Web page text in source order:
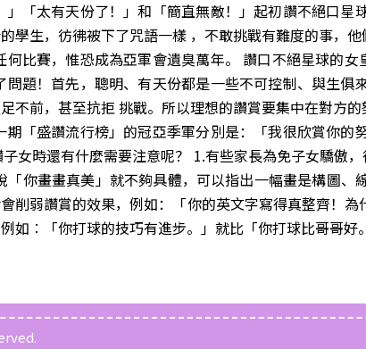
「太有天份了！」和「簡直無敵！」起初讚不絕口星
學生，彷彿被下了咒語一樣 ，不敢挑戰有難度的事，
比賽，惟恐成為亞軍會遺臭萬年。 讚口不絕星球的
題！首先，聰明、有天份都是一些不可控制、與生
不前，甚至抗拒 挑戰。所以理想的讚賞要集中在對方
「盛讚流行榜」的冠亞季軍分別是：「我很欣賞你的
女時還有什麼需要注意呢？ 1.有些家長為免子女驕傲
你畫畫真美」就不夠具體，可以指出一幅畫是構圖
削弱讚賞的效果，例如：「你的英文字寫得真整齊！
如︰「你打球的技巧有進步。」就比「你打球比哥哥好